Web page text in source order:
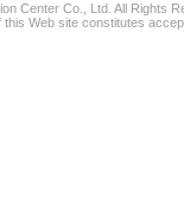
Center Co., Ltd. All Rights
this Web site constitutes